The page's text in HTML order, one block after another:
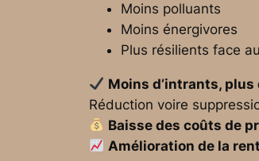
Moins polluants
Moins énergivores
Plus résilients face
Moins d’intrants,
Réduction voire
Baisse des coûts de
Amélioration de la